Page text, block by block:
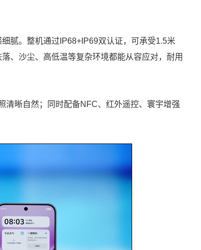
腻。整机通过IP68+IP69双认证，可承受1.5米
、沙尘、高低温等复杂环境都能从容应对，耐用
清晰自然；同时配备NFC、红外遥控、寰宇增强